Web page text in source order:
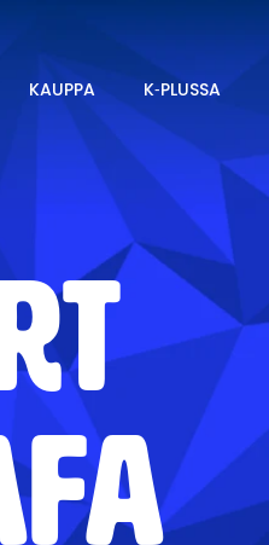
KAUPPA K‑PLUSSA